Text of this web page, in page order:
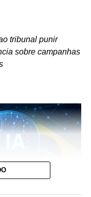
tribunal punir
sobre campanhas